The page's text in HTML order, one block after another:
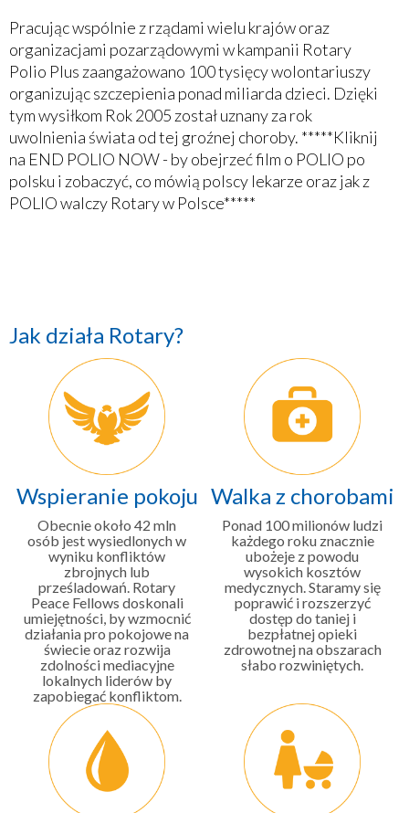
Pracując wspólnie z rządami wielu krajów oraz
organizacjami pozarządowymi w kampanii Rotary
Polio Plus zaangażowano 100 tysięcy wolontariuszy
organizując szczepienia ponad miliarda dzieci. Dzięki
tym wysiłkom Rok 2005 został uznany za rok
uwolnienia świata od tej groźnej choroby. *****Kliknij
na END POLIO NOW - by obejrzeć film o POLIO po
polsku i zobaczyć, co mówią polscy lekarze oraz jak z
POLIO walczy Rotary w Polsce*****
Jak działa Rotary?
Wspieranie pokoju
Obecnie około 42 mln
osób jest wysiedlonych w
wyniku konfliktów
zbrojnych lub
prześladowań. Rotary
Peace Fellows doskonali
umiejętności, by wzmocnić
działania pro pokojowe na
świecie oraz rozwija
zdolności mediacyjne
lokalnych liderów by
zapobiegać konfliktom.
Walka z chorobami
Ponad 100 milionów ludzi
każdego roku znacznie
ubożeje z powodu
wysokich kosztów
medycznych. Staramy się
poprawić i rozszerzyć
dostęp do taniej i
bezpłatnej opieki
zdrowotnej na obszarach
słabo rozwiniętych.